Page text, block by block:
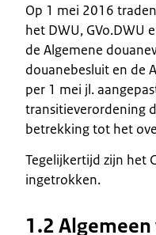
Op 1 mei 2016
het DWU, GVo.DWU
de Algemene
douanebesluit en de
per 1 mei jl.
transitieverordening
betrekking tot het
Tegelijkertijd zijn het
ingetrokken.
1.2